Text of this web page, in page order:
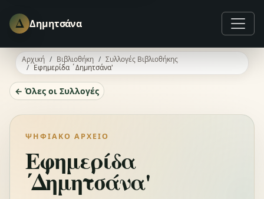
Δ Δημητσάνα
Αρχική Βιβλιοθήκη
Συλλογές Βιβλιοθήκης
Εφημερίδα ΄Δημητσάνα'
← Όλες οι Συλλογές
ΨΗΦΙΑΚΌ ΑΡΧΕΊΟ
Εφημερίδα
΄Δημητσάνα'